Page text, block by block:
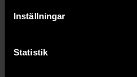
Inställningar
Statistik